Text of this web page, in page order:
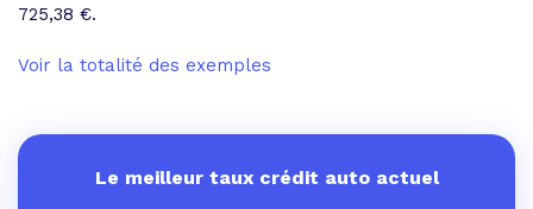
725,38 €.
Voir la totalité des exemples
Le meilleur taux crédit auto actuel